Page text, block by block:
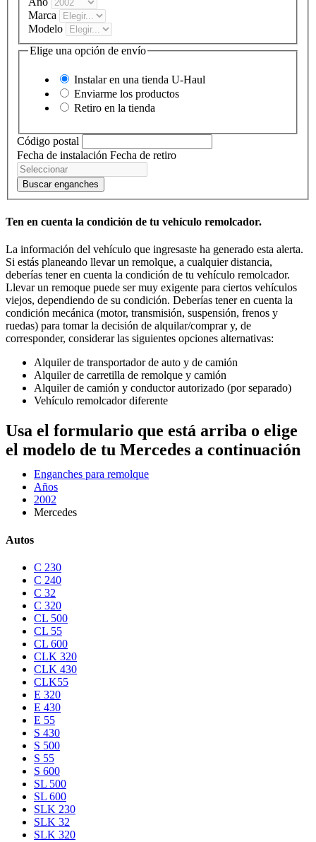
Marca
Modelo
Elige una opción de envío
Instalar en una tienda U-Haul
Enviarme los productos
Retiro en la tienda
Código postal
Fecha de instalación Fecha de retiro
Buscar enganches
Ten en cuenta la condición de tu vehículo remolcador.
La información del vehículo que ingresaste ha generado esta alerta.
Si estás planeando llevar un remolque, a cualquier distancia,
deberías tener en cuenta la condición de tu vehículo remolcador.
Llevar un remoque puede ser muy exigente para ciertos vehículos
viejos, dependiendo de su condición. Deberías tener en cuenta la
condición mecánica (motor, transmisión, suspensión, frenos y
ruedas) para tomar la decisión de alquilar/comprar y, de
corresponder, considerar las siguientes opciones alternativas:
Alquiler de transportador de auto y de camión
Alquiler de carretilla de remolque y camión
Alquiler de camión y conductor autorizado (por separado)
Vehículo remolcador diferente
Usa el formulario que está arriba o elige
el modelo de tu Mercedes a continuación
Enganches para remolque
Años
2002
Mercedes
Autos
C 230
C 240
C 32
C 320
CL 500
CL 55
CL 600
CLK 320
CLK 430
CLK55
E 320
E 430
E 55
S 430
S 500
S 55
S 600
SL 500
SL 600
SLK 230
SLK 32
SLK 320